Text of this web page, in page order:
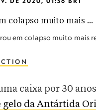
em colapso muito mais
caixa por 30
gelo da Antártida